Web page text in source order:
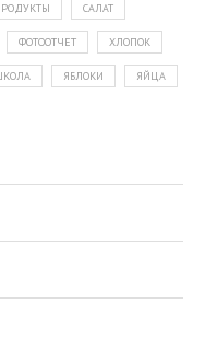
САЛАТ
ФОТООТЧЕТ ХЛОПОК
ЯБЛОКИ ЯЙЦА